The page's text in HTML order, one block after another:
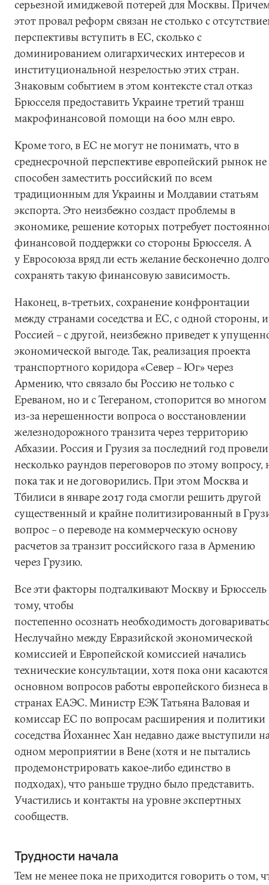
серьезной имиджевой потерей для Москвы.
этот провал реформ связан не столько с
перспективы вступить в ЕС, сколько с
доминированием олигархических интересов и
институциональной незрелостью этих стран.
Знаковым событием в этом контексте стал отказ
Брюсселя предоставить Украине третий транш
макрофинансовой помощи на 600 млн евро.
Кроме того, в ЕС не могут не понимать, что в
среднесрочной перспективе европейский рынок не
способен заместить российский по всем
традиционным для Украины и Молдавии статьям
экспорта. Это неизбежно создаст проблемы в
экономике, решение которых потребует
финансовой поддержки со стороны Брюсселя. А
у Евросоюза вряд ли есть желание бесконечно долго
сохранять такую финансовую зависимость.
Наконец, в-третьих, сохранение конфронтации
между странами соседства и ЕС, с одной стороны, и
Россией – с другой, неизбежно приведет к
экономической выгоде. Так, реализация проекта
транспортного коридора «Север – Юг» через
Армению, что связало бы Россию не только с
Ереваном, но и с Тегераном, стопорится во многом
из-за нерешенности вопроса о восстановлении
железнодорожного транзита через территорию
Абхазии. Россия и Грузия за последний год провели
несколько раундов переговоров по этому вопросу,
пока так и не договорились. При этом Москва и
Тбилиси в январе 2017 года смогли решить другой
существенный и крайне политизированный в
вопрос – о переводе на коммерческую основу
расчетов за транзит российского газа в Армению
через Грузию.
Все эти факторы подталкивают Москву и Брюссель
тому, чтобы
постепенно осознать необходимость
Неслучайно между Евразийской экономической
комиссией и Европейской комиссией начались
технические консультации, хотя пока они
основном вопросов работы европейского бизнеса в
странах ЕАЭС. Министр ЕЭК Татьяна Валовая и
комиссар ЕС по вопросам расширения и политики
соседства Йоханнес Хан недавно даже выступили
одном мероприятии в Вене (хотя и не пытались
продемонстрировать какое-либо единство в
подходах), что раньше трудно было представить.
Участились и контакты на уровне экспертных
сообществ.
Трудности начала
Тем не менее пока не приходится говорить о том,